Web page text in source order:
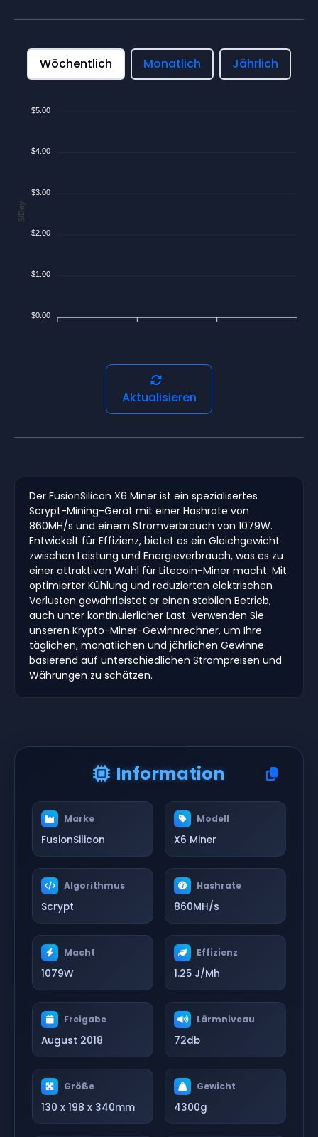
Wöchentlich Monatlich Jährlich
$5.00
$4.00
$3.00
$2.00
$1.00
$0.00
$/Day
Aktualisieren
Der FusionSilicon X6 Miner ist ein spezialisertes
Scrypt-Mining-Gerät mit einer Hashrate von
860MH/s und einem Stromverbrauch von 1079W.
Entwickelt für Effizienz, bietet es ein Gleichgewicht
zwischen Leistung und Energieverbrauch, was es zu
einer attraktiven Wahl für Litecoin-Miner macht. Mit
optimierter Kühlung und reduzierten elektrischen
Verlusten gewährleistet er einen stabilen Betrieb,
auch unter kontinuierlicher Last. Verwenden Sie
unseren Krypto-Miner-Gewinnrechner, um Ihre
täglichen, monatlichen und jährlichen Gewinne
basierend auf unterschiedlichen Strompreisen und
Währungen zu schätzen.
Information
Marke
FusionSilicon
Modell
X6 Miner
Algorithmus
Scrypt
Hashrate
860MH/s
Macht
1079W
Effizienz
1.25 J/Mh
Freigabe
August 2018
Lärmniveau
72db
Größe
130 x 198 x 340mm
Gewicht
4300g